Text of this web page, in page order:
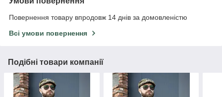
Повернення товару впродовж 14 днів за домовленістю
Всі умови повернення
Подібні товари компанії